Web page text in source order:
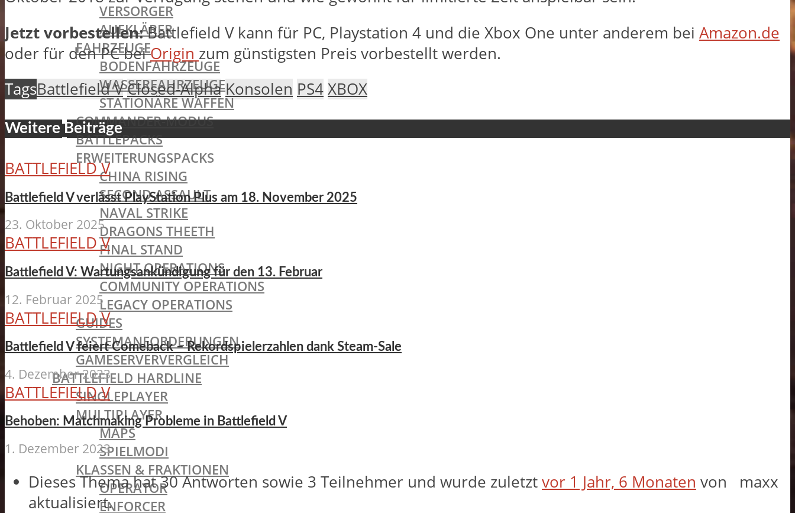
VERSORGER
AUFKLÄRER
FAHRZEUGE
BODENFAHRZEUGE
WASSERFAHRZEUGE
STATIONÄRE WAFFEN
COMMANDER-MODUS
BATTLEPACKS
ERWEITERUNGSPACKS
CHINA RISING
SECOND ASSAULT
NAVAL STRIKE
DRAGONS THEETH
FINAL STAND
NIGHT OPERATIONS
COMMUNITY OPERATIONS
LEGACY OPERATIONS
GUIDES
SYSTEMANFORDERUNGEN
GAMESERVERVERGLEICH
BATTLEFIELD HARDLINE
SINGLEPLAYER
MULTIPLAYER
MAPS
SPIELMODI
KLASSEN & FRAKTIONEN
OPERATOR
ENFORCER
Jetzt vorbestellen:Battlefield V kann für PC, Playstation 4 und die Xbox One unter anderem bei Amazon.de
oder für den PC beiOrigin zum günstigsten Preis vorbestellt werden.
TagsBattlefield V Closed-Alpha Konsolen PS4 XBOX
Weitere Beiträge
BATTLEFIELD V
Battlefield V verlässt PlayStation Plus am 18. November 2025
23. Oktober 2025
BATTLEFIELD V
Battlefield V: Wartungsankündigung für den 13. Februar
12. Februar 2025
BATTLEFIELD V
Battlefield V feiert Comeback – Rekordspielerzahlen dank Steam-Sale
4. Dezember 2023
BATTLEFIELD V
Behoben: Matchmaking Probleme in Battlefield V
1. Dezember 2023
Dieses Thema hat 30 Antworten sowie 3 Teilnehmer und wurde zuletzt vor 1 Jahr, 6 Monaten von
maxx
aktualisiert.